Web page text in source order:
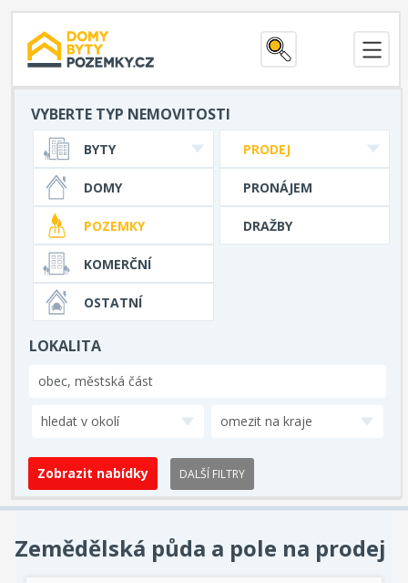
VYBERTE TYP NEMOVITOSTI
PRODEJ
PRONÁJEM
DRAŽBY
BYTY
DOMY
POZEMKY
KOMERČNÍ
OSTATNÍ
LOKALITA
hledat v okolí omezit na kraje
DALŠÍ FILTRY
Zemědělská půda a pole na prodej